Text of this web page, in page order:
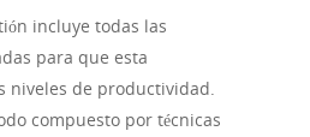
incluye todas las
para que esta
niveles de productividad.
compuesto por técnicas